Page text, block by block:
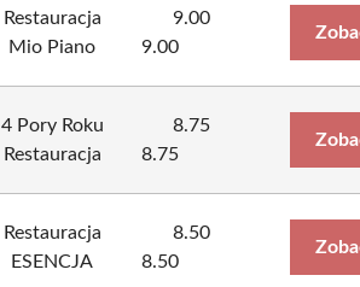
Restauracja
Mio Piano
9.00
9.00
4 Pory Roku
Restauracja
8.75
8.75
Restauracja
ESENCJA
8.50
8.50